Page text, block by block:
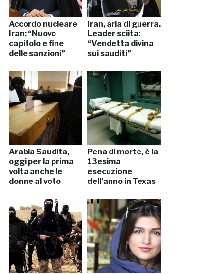
Accordo nucleare
Iran: “Nuovo
capitolo e fine
delle sanzioni”
Iran, aria di guerra.
Leader sciita:
“Vendetta divina
sui sauditi”
Arabia Saudita,
oggi per la prima
volta anche le
donne al voto
Pena di morte, è la
13esima
esecuzione
dell’anno in Texas